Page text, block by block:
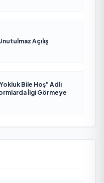
Açılış
Bile Hoş” Adlı
İlgi Görmeye